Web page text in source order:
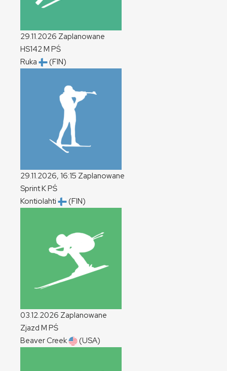
29.11.2026 Zaplanowane
HS142M PŚ
Ruka
(FIN)
29.11.2026, 16:15 Zaplanowane
SprintKPŚ
Kontiolahti
(FIN)
03.12.2026 Zaplanowane
Zjazd M PŚ
Beaver Creek
(USA)